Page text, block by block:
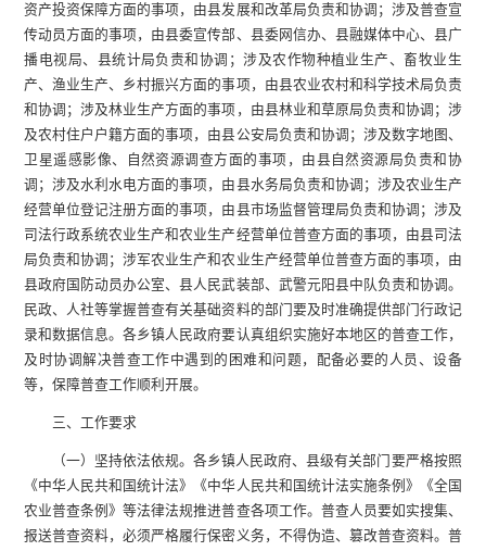
资产投资保障方面的事项，由县发展和改革局负责和协调；涉及普查宣
传动员方面的事项，由县委宣传部、县委网信办、县融媒体中心、县广
播电视局、县统计局负责和协调；涉及农作物种植业生产、畜牧业生
产、渔业生产、乡村振兴方面的事项，由县农业农村和科学技术局负责
和协调；涉及林业生产方面的事项，由县林业和草原局负责和协调；涉
及农村住户户籍方面的事项，由县公安局负责和协调；涉及数字地图、
卫星遥感影像、自然资源调查方面的事项，由县自然资源局负责和协
调；涉及水利水电方面的事项，由县水务局负责和协调；涉及农业生产
经营单位登记注册方面的事项，由县市场监督管理局负责和协调；涉及
司法行政系统农业生产和农业生产经营单位普查方面的事项，由县司法
局负责和协调；涉军农业生产和农业生产经营单位普查方面的事项，由
县政府国防动员办公室、县人民武装部、武警元阳县中队负责和协调。
民政、人社等掌握普查有关基础资料的部门要及时准确提供部门行政记
录和数据信息。各乡镇人民政府要认真组织实施好本地区的普查工作，
及时协调解决普查工作中遇到的困难和问题，配备必要的人员、设备
等，保障普查工作顺利开展。
三、工作要求
（一）坚持依法依规。各乡镇人民政府、县级有关部门要严格按照
《中华人民共和国统计法》《中华人民共和国统计法实施条例》《全国
农业普查条例》等法律法规推进普查各项工作。普查人员要如实搜集、
报送普查资料，必须严格履行保密义务，不得伪造、篡改普查资料。普